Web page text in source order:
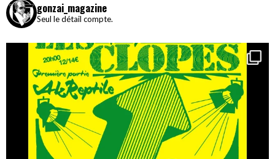
gonzai_magazine
Seul le détail compte.